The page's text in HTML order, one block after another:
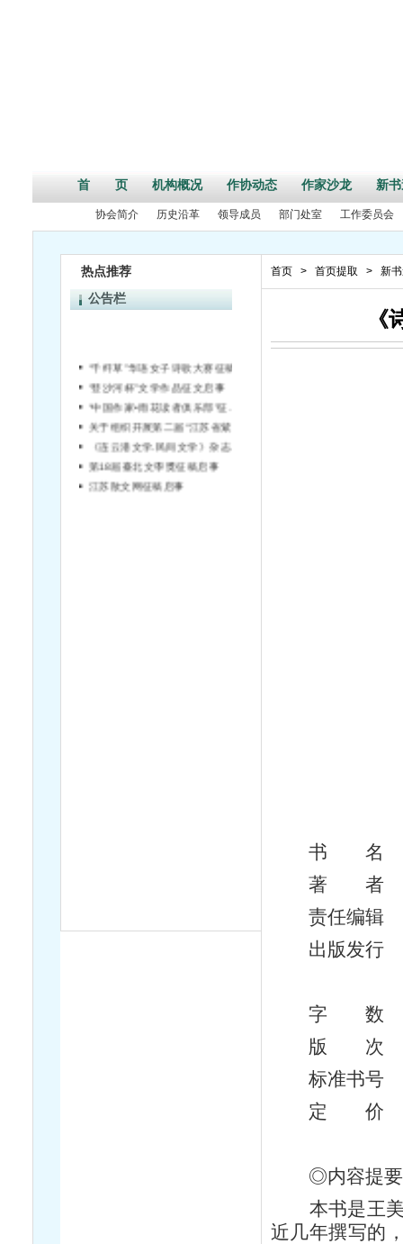
首 页 机构概况 作协动态 作家沙龙 新
协会简介 历史沿革 领导成员 部门处室 工作委员会
热点推荐
公告栏
“登沙河杯”文学作品征文启事
第18屆臺北文學獎征稿启事
江苏散文网征稿启事
首页 > 首页提取 > 新
书 名 诗
著 者
责任编辑
出版发行
字 数
版 次
标准书号
定 价
◎内容提
本书是王美
近几年撰写的